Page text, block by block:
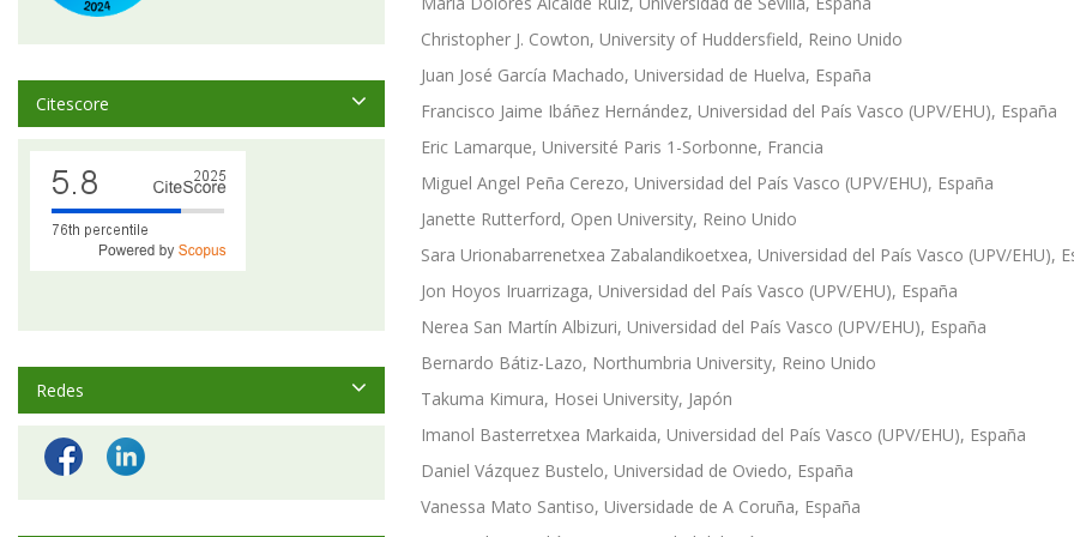
Christopher J. Cowton, University of Huddersfield, Reino Unido
Juan José García Machado, Universidad de Huelva, España
Francisco Jaime Ibáñez Hernández, Universidad del País Vasco (UPV/EHU), España
Eric Lamarque, Université Paris 1-Sorbonne, Francia
Miguel Angel Peña Cerezo, Universidad del País Vasco (UPV/EHU), España
Janette Rutterford, Open University, Reino Unido
Sara Urionabarrenetxea Zabalandikoetxea, Universidad del País Vasco (UPV/EHU),
Jon Hoyos Iruarrizaga, Universidad del País Vasco (UPV/EHU), España
Nerea San Martín Albizuri, Universidad del País Vasco (UPV/EHU), España
Bernardo Bátiz-Lazo, Northumbria University, Reino Unido
Takuma Kimura, Hosei University, Japón
Imanol Basterretxea Markaida, Universidad del País Vasco (UPV/EHU), España
Daniel Vázquez Bustelo, Universidad de Oviedo, España
Vanessa Mato Santiso, Uiversidade de A Coruña, España
Citescore
Redes